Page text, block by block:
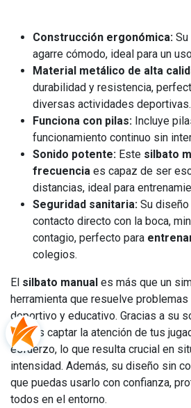
Construcción ergonómica:
agarre cómodo, ideal para un
Material metálico de alta
durabilidad y resistencia,
diversas actividades deportivas.
Funciona con pilas: Incluye
funcionamiento continuo sin
Sonido potente: Este silbato
frecuencia es capaz de ser
distancias, ideal para
Seguridad sanitaria: Su
contacto directo con la boca,
contagio, perfecto para
colegios.
El silbato manual es más que un
herramienta que resuelve
deportivo y educativo. Gracias a su
podrás captar la atención de tus
esfuerzo, lo que resulta crucial en
intensidad. Además, su diseño sin
que puedas usarlo con confianza,
todos en el entorno.